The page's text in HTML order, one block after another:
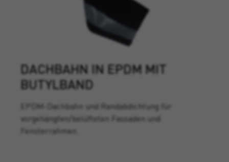
DACHBAHN IN EPDM MIT
BUTYLBAND
EPDM-Dachbahn und Randabdichtung für
vorgehängten/belüfteten Fassaden und
Fensterrahmen.